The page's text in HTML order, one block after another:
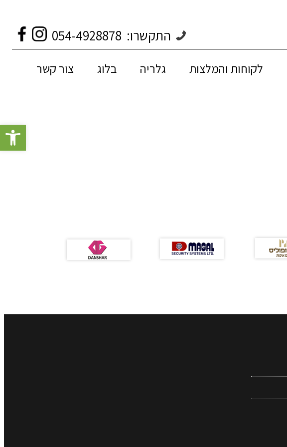
פתח
התקשרו: 054-4928878
לקוחות והמלצות גלריה בלוג צור קשר